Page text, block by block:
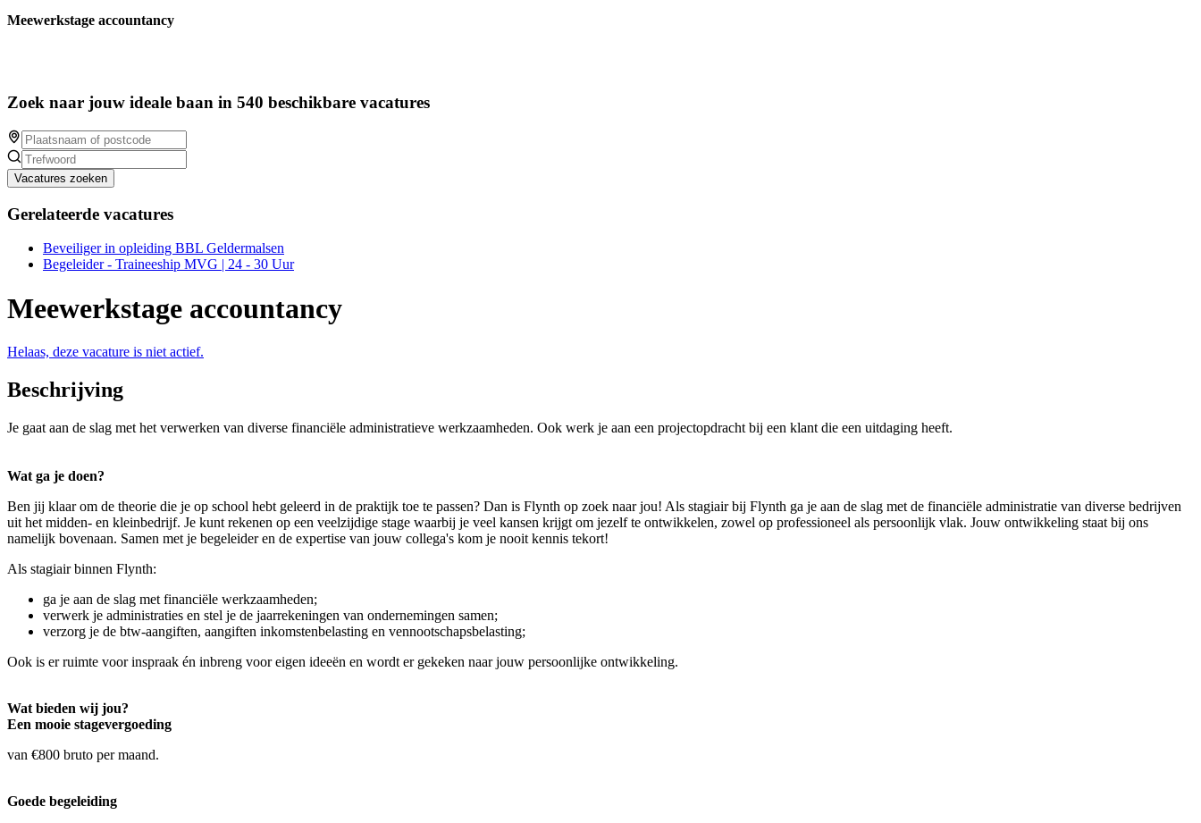
Meewerkstage accountancy
Zoek naar jouw ideale baan in 540 beschikbare vacatures
Vacatures zoeken
Gerelateerde vacatures
Beveiliger in opleiding BBL Geldermalsen
Begeleider - Traineeship MVG | 24 - 30 Uur
Meewerkstage accountancy
Helaas, deze vacature is niet actief.
Beschrijving
Je gaat aan de slag met het verwerken van diverse financiële administratieve werkzaamheden. Ook werk je aan een projectopdracht bij een klant die een uitdaging heeft.
Wat ga je doen?
Ben jij klaar om de theorie die je op school hebt geleerd in de praktijk toe te passen? Dan is Flynth op zoek naar jou! Als stagiair bij Flynth ga je aan de slag met de financiële administratie van diverse bedrijven
uit het midden- en kleinbedrijf. Je kunt rekenen op een veelzijdige stage waarbij je veel kansen krijgt om jezelf te ontwikkelen, zowel op professioneel als persoonlijk vlak. Jouw ontwikkeling staat bij ons
namelijk bovenaan. Samen met je begeleider en de expertise van jouw collega's kom je nooit kennis tekort!
Als stagiair binnen Flynth:
ga je aan de slag met financiële werkzaamheden;
verwerk je administraties en stel je de jaarrekeningen van ondernemingen samen;
verzorg je de btw-aangiften, aangiften inkomstenbelasting en vennootschapsbelasting;
Ook is er ruimte voor inspraak én inbreng voor eigen ideeën en wordt er gekeken naar jouw persoonlijke ontwikkeling.
Wat bieden wij jou?
Een mooie stagevergoeding
van €800 bruto per maand.
Goede begeleiding